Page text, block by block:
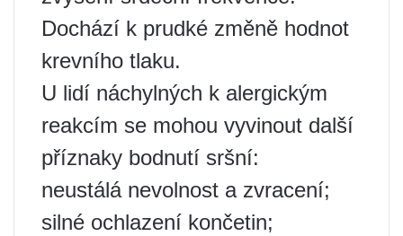
Dochází k prudké změně hodnot
krevního tlaku.
U lidí náchylných k alergickým
reakcím se mohou vyvinout další
příznaky bodnutí sršní:
neustálá nevolnost a zvracení;
silné ochlazení končetin;